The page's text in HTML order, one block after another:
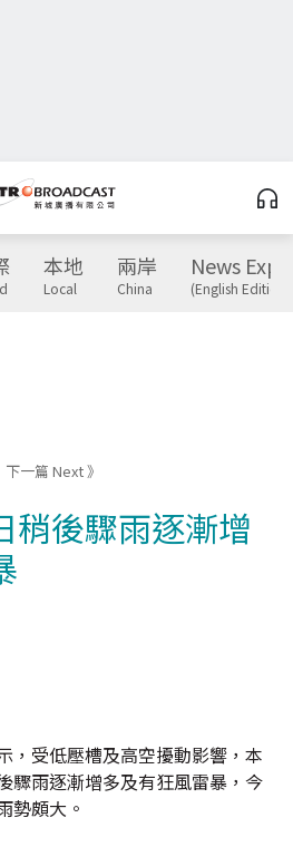
本地
Local
兩岸
China
News
(English Edition)
下一篇 Next 》
稍後驟雨逐漸增
，受低壓槽及高空擾動影響，本
驟雨逐漸增多及有狂風雷暴，今
勢頗大。